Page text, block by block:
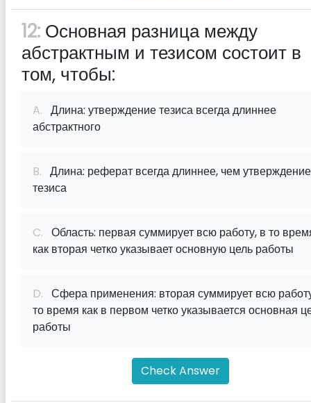
12: Основная разница между
абстрактным и тезисом состоит в
том, чтобы:
A. Длина: утверждение тезиса всегда длиннее
абстрактного
B. Длина: реферат всегда длиннее, чем утверждение
тезиса
C. Область: первая суммирует всю работу, в то
как вторая четко указывает основную цель работы
D. Сфера применения: вторая суммирует всю
то время как в первом четко указывается основная
работы
Check Answer